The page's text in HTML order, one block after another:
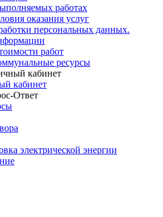
работах
оказания услуг
персональных данных.
работ
ресурсы
кабинет
кабинет
Ответ
электрической энергии